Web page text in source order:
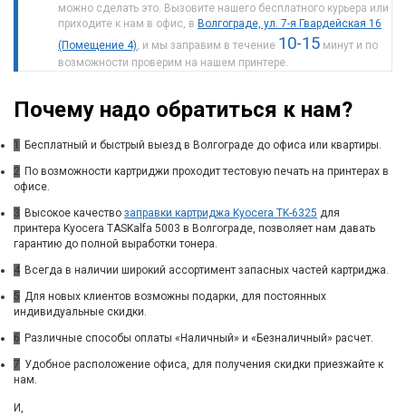
можно сделать это. Вызовите нашего бесплатного курьера или
приходите к нам в офис, в Волгограде, ул. 7-я Гвардейская 16
(Помещение 4), и мы заправим в течение 10-15 минут и по
возможности проверим на нашем принтере.
Почему надо обратиться к нам?
1 Бесплатный и быстрый выезд в Волгограде до офиса или квартиры.
2 По возможности картриджи проходит тестовую печать на принтерах в
офисе.
3 Высокое качество заправки картриджа Kyocera TK-6325 для
принтера Kyocera TASKalfa 5003 в Волгограде, позволяет нам давать
гарантию до полной выработки тонера.
4 Всегда в наличии широкий ассортимент запасных частей картриджа.
5 Для новых клиентов возможны подарки, для постоянных
индивидуальные скидки.
6 Различные способы оплаты «Наличный» и «Безналичный» расчет.
7 Удобное расположение офиса, для получения скидки приезжайте к
нам.
И,